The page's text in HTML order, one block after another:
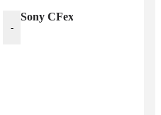
-
Sony CFexpress Type A